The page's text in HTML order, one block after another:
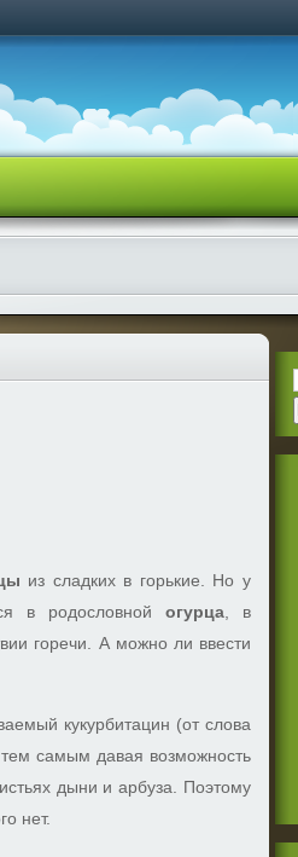
ы из сладких в горькие. Но у
в родословнойогурца , в
горечи. А можно ли ввести
кукурбитацин (от слова
тем самым давая возможность
дыни и арбуза. Поэтому
нет.